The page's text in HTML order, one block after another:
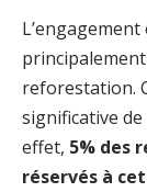
reforestation.
significative
effet, 5% des
réservés à